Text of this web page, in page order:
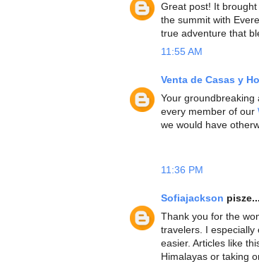
Great post! It
the summit with
true adventure that
11:55 AM
Venta de Casas y
Your
every member of our
we would have
11:36 PM
Sofiajackson pisze...
Thank you for the
travelers. I especially
easier. Articles like
Himalayas or taking